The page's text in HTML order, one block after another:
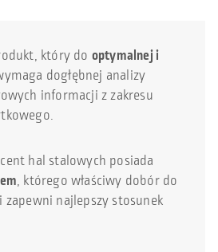
który do optymalnej i
dogłębnej analizy
informacji z zakresu
hal stalowych posiada
, którego właściwy dobór do
najlepszy stosunek